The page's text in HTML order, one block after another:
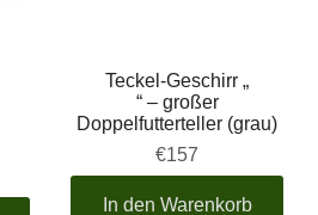
Teckel-Geschirr „
“ – großer
Doppelfutterteller (grau)
€157
In den Warenkorb